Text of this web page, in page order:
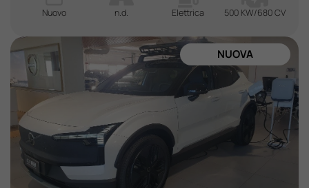
Nuovo n.d. Elettrica 500 KW/680 CV
NUOVA